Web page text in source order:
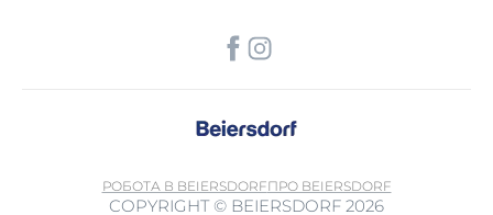
РОБОТА В BEIERSDORFПРО BEIERSDORF
COPYRIGHT © BEIERSDORF 2026